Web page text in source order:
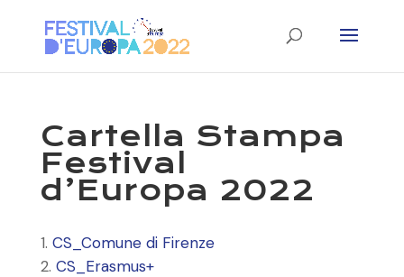
Cartella Stampa
Festival
d’Europa 2022
CS_Comune di Firenze
CS_Erasmus+